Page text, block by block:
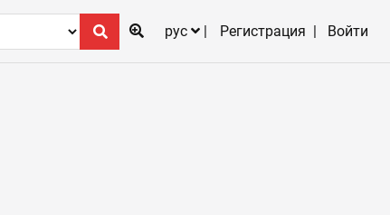
рус
Регистрация Войти